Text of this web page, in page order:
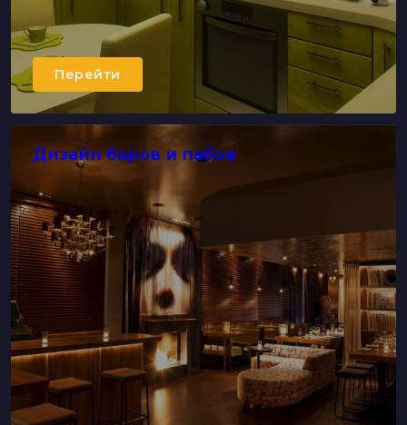
Перейти
Дизайн баров и пабов